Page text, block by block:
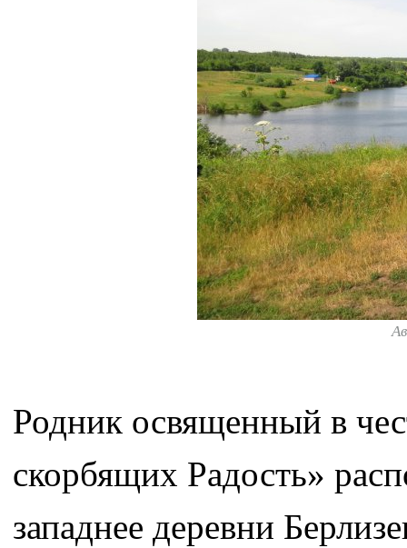
Родник освященный в
скорбящих Радость»
западнее деревни